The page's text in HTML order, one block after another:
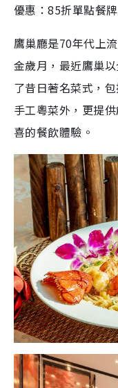
優惠：85折單點餐牌
鷹巢廳是70年代上
金歲月，最近鷹巢
了昔日著名菜式，
手工粵菜外，更提
喜的餐飲體驗。